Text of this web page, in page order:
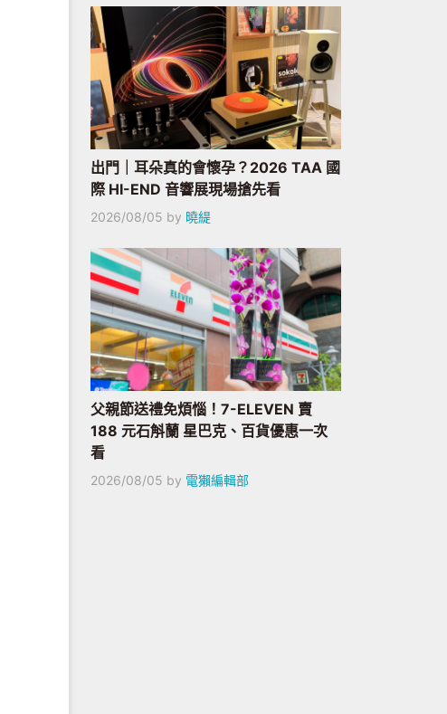
出門｜耳朵真的會懷孕？2026 TAA 國
際 HI-END 音響展現場搶先看
2026/08/05 by 曉緹
父親節送禮免煩惱！7-ELEVEN 賣
188 元石斛蘭 星巴克、百貨優惠一次
看
2026/08/05 by 電獺編輯部